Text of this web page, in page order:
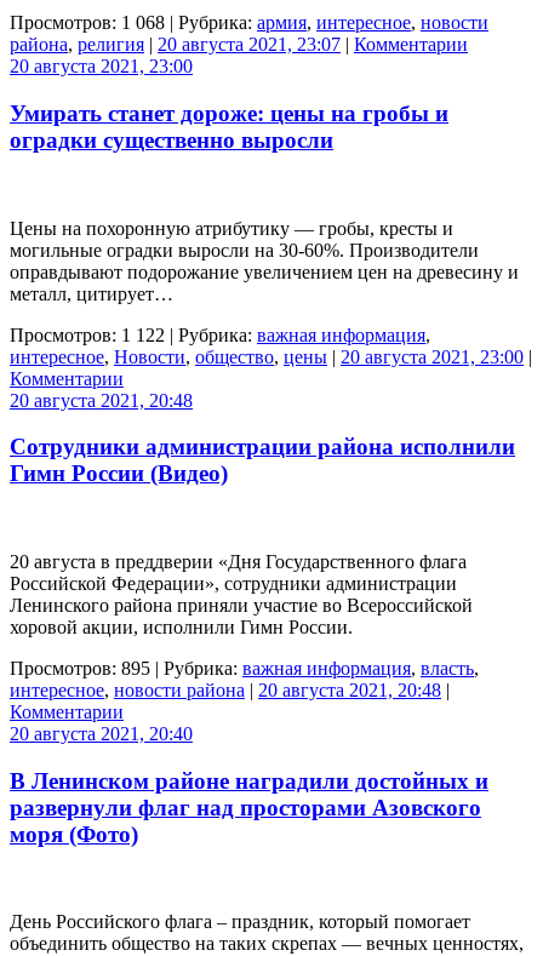
Просмотров: 1 068 | Рубрика: армия, интересное, новости
района, религия | 20 августа 2021, 23:07 | Комментарии
20 августа 2021, 23:00
Умирать станет дороже: цены на гробы и
оградки существенно выросли
Цены на похоронную атрибутику — гробы, кресты и
могильные оградки выросли на 30-60%. Производители
оправдывают подорожание увеличением цен на древесину и
металл, цитирует…
Просмотров: 1 122 | Рубрика: важная информация,
интересное, Новости, общество, цены | 20 августа 2021, 23:00 |
Комментарии
20 августа 2021, 20:48
Сотрудники администрации района исполнили
Гимн России (Видео)
20 августа в преддверии «Дня Государственного флага
Российской Федерации», сотрудники администрации
Ленинского района приняли участие во Всероссийской
хоровой акции, исполнили Гимн России.
Просмотров: 895 | Рубрика: важная информация, власть,
интересное, новости района | 20 августа 2021, 20:48 |
Комментарии
20 августа 2021, 20:40
В Ленинском районе наградили достойных и
развернули флаг над просторами Азовского
моря (Фото)
День Российского флага – праздник, который помогает
объединить общество на таких скрепах — вечных ценностях,